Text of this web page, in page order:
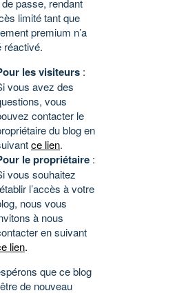
passe, rendant
limité tant que
premium n’a
réactivé.
les visiteurs :
vous avez des
vous
contacter le
du blog en
ce lien.
le propriétaire :
vous souhaitez
l’accès à votre
nous vous
à nous
en suivant
lien.
que ce blog
de nouveau